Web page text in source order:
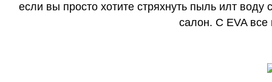
если вы просто хотите стряхнуть пыль илт воду
салон. С EVA все